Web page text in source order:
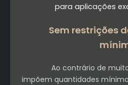
para aplicações
Sem restrições
Ao contrário de
impõem quantidades